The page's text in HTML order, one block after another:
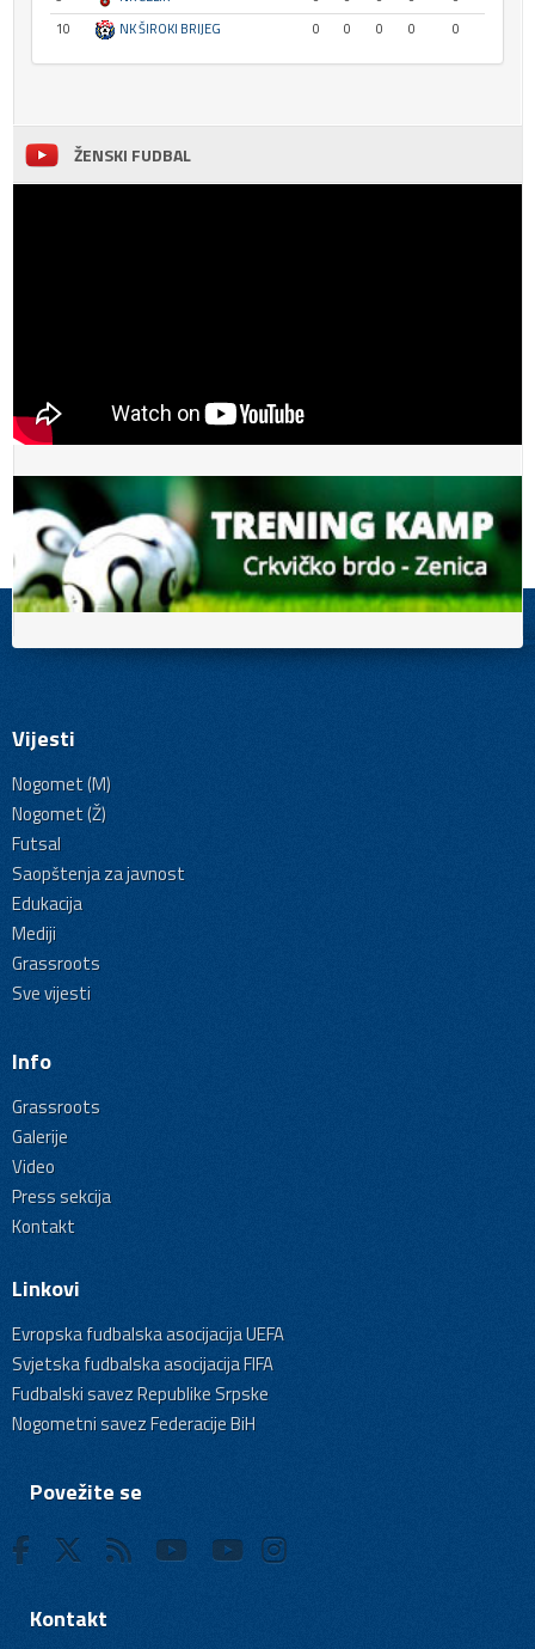
10
NK ŠIROKI BRIJEG 0 0 0 0 0
ŽENSKI FUDBAL
Vijesti
Nogomet (M)
Nogomet (Ž)
Futsal
Saopštenja za javnost
Edukacija
Mediji
Grassroots
Sve vijesti
Info
Grassroots
Galerije
Video
Press sekcija
Kontakt
Linkovi
Evropska fudbalska asocijacija UEFA
Svjetska fudbalska asocijacija FIFA
Fudbalski savez Republike Srpske
Nogometni savez Federacije BiH
Povežite se
Kontakt